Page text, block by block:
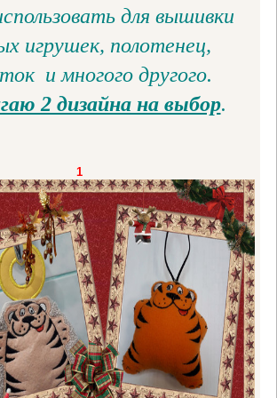
для вышивки
игрушек, полотенец,
и многого другого.
2 дизайна на выбор.
1